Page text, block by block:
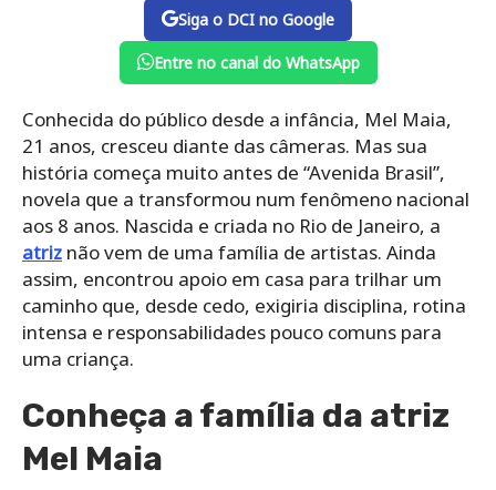
Siga o DCI no Google
Entre no canal do WhatsApp
Conhecida do público desde a infância, Mel Maia,
21 anos, cresceu diante das câmeras. Mas sua
história começa muito antes de “Avenida Brasil”,
novela que a transformou num fenômeno nacional
aos 8 anos. Nascida e criada no Rio de Janeiro, a
atriz não vem de uma família de artistas. Ainda
assim, encontrou apoio em casa para trilhar um
caminho que, desde cedo, exigiria disciplina, rotina
intensa e responsabilidades pouco comuns para
uma criança.
Conheça a família da atriz
Mel Maia